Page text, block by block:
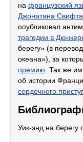
на французский
Джонатана Свифта
опубликовал
трагедии в
берегу» (в
океана»), за
премию . Так же
об истории
сердечного
Уик-энд на берегу